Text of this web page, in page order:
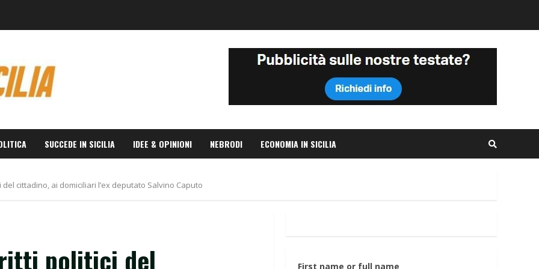
SUCCEDE IN SICILIA IDEE & OPINIONI NEBRODI ECONOMIA IN SICILIA
cittadino, ai domiciliari l’ex deputato Salvino Caputo
politici del
First name or full name